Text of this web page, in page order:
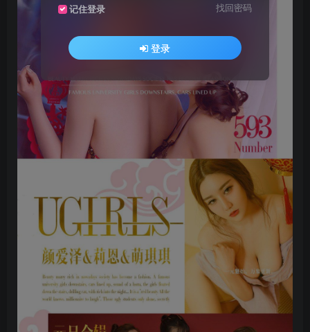
记住登录 找回密码
登录